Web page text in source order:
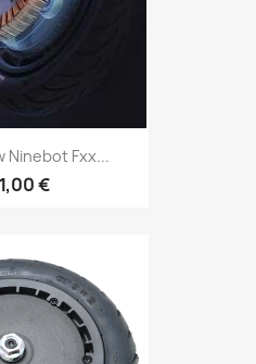
Ninebot Fxx...
€